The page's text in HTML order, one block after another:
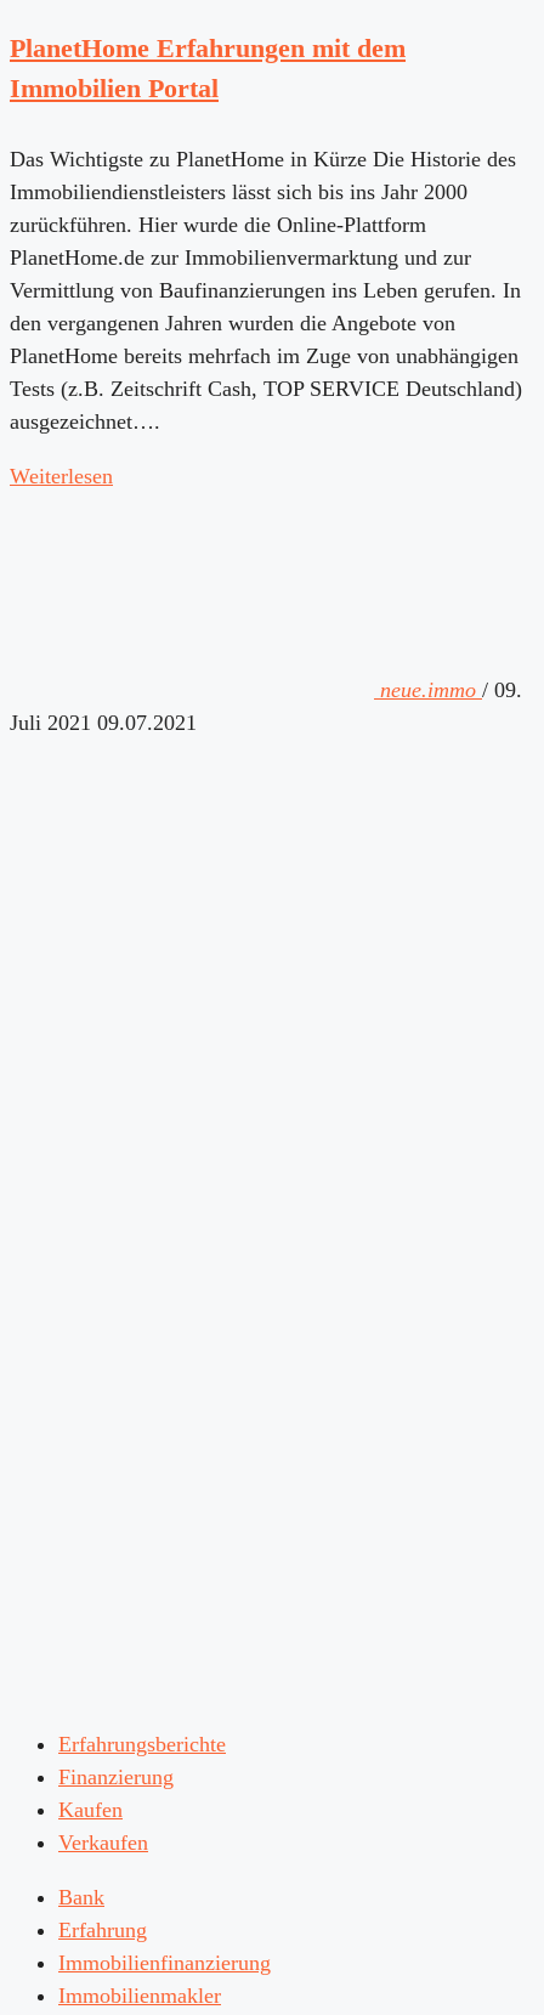
PlanetHome Erfahrungen mit dem
Immobilien Portal
Das Wichtigste zu PlanetHome in Kürze Die Historie des
Immobiliendienstleisters lässt sich bis ins Jahr 2000
zurückführen. Hier wurde die Online-Plattform
PlanetHome.de zur Immobilienvermarktung und zur
Vermittlung von Baufinanzierungen ins Leben gerufen. In
den vergangenen Jahren wurden die Angebote von
PlanetHome bereits mehrfach im Zuge von unabhängigen
Tests (z.B. Zeitschrift Cash, TOP SERVICE Deutschland)
ausgezeichnet….
Weiterlesen
neue.immo / 09.
Juli 2021 09.07.2021
Erfahrungsberichte
Finanzierung
Kaufen
Verkaufen
Bank
Erfahrung
Immobilienfinanzierung
Immobilienmakler